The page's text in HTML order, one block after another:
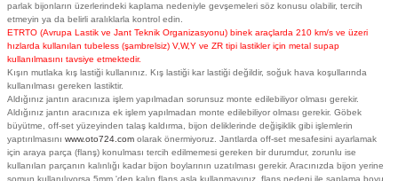
parlak bijonların üzerlerindeki kaplama nedeniyle gevşemeleri söz konusu olabilir, tercih
etmeyin ya da belirli aralıklarla kontrol edin.
ETRTO (Avrupa Lastik ve Jant Teknik Organizasyonu) binek araçlarda 210 km/s ve üzeri
hızlarda kullanılan tubeless (şambrelsiz) V,W,Y ve ZR tipi lastikler için metal supap
kullanılmasını tavsiye etmektedir.
Kışın mutlaka kış lastiği kullanınız. Kış lastiği kar lastiği değildir, soğuk hava koşullarında
kullanılması gereken lastiktir.
Aldığınız jantın aracınıza işlem yapılmadan sorunsuz monte edilebiliyor olması gerekir.
Aldığınız jantın aracınıza ek işlem yapılmadan monte edilebiliyor olması gerekir. Göbek
büyütme, off-set yüzeyinden talaş kaldırma, bijon deliklerinde değişiklik gibi işlemlerin
yaptırılmasını www.oto724.com olarak önermiyoruz. Jantlarda off-set mesafesini ayarlamak
için araya parça (flanş) konulması tercih edilmemesi gereken bir durumdur, zorunlu ise
kullanılan parçanın kalınlığı kadar bijon boylarının uzatılması gerekir. Aracınızda bijon yerine